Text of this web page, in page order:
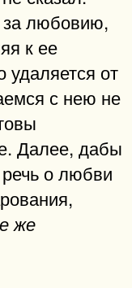
за любовию,
к ее
от
с нею не
Далее, дабы
о любви
же